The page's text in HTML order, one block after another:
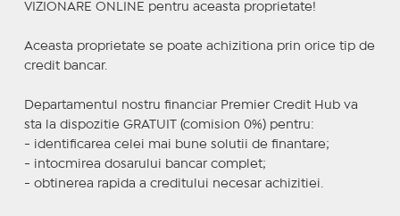
VIZIONARE ONLINE pentru aceasta proprietate!
Aceasta proprietate se poate achizitiona prin orice tip de
credit bancar.
Departamentul nostru financiar Premier Credit Hub va
sta la dispozitie GRATUIT (comision 0%) pentru:
- identificarea celei mai bune solutii de finantare;
- intocmirea dosarului bancar complet;
- obtinerea rapida a creditului necesar achizitiei.